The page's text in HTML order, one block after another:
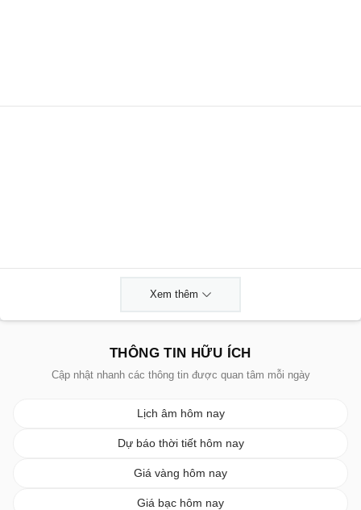
Xem thêm
THÔNG TIN HỮU ÍCH
Cập nhật nhanh các thông tin được quan tâm mỗi ngày
Lịch âm hôm nay
Dự báo thời tiết hôm nay
Giá vàng hôm nay
Giá bạc hôm nay